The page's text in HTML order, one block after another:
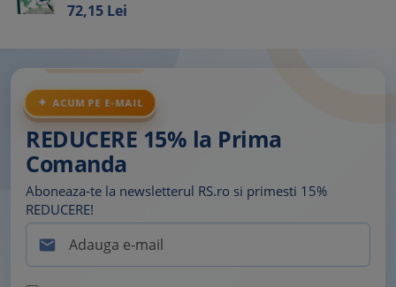
72,15 Lei
ACUM PE E-MAIL
REDUCERE 15% la Prima
Comanda
Aboneaza-te la newsletterul RS.ro si primesti 15%
REDUCERE!
